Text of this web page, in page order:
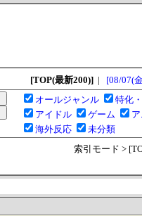
[TOP(最新200)] | [08/07(
オールジャンル
特化
アイドル
ゲーム
海外反応
未分類
索引モード >